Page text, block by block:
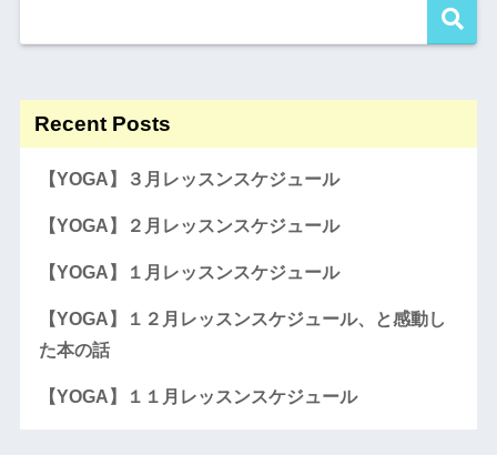
Recent Posts
【YOGA】３月レッスンスケジュール
【YOGA】２月レッスンスケジュール
【YOGA】１月レッスンスケジュール
【YOGA】１２月レッスンスケジュール、と感動し
た本の話
【YOGA】１１月レッスンスケジュール